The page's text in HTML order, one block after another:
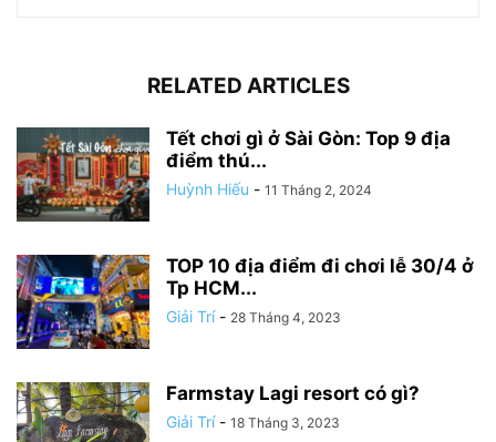
RELATED ARTICLES
Tết chơi gì ở Sài Gòn: Top 9 địa
điểm thú...
Huỳnh Hiếu - 11 Tháng 2, 2024
TOP 10 địa điểm đi chơi lễ 30/4 ở
Tp HCM...
Giải Trí - 28 Tháng 4, 2023
Farmstay Lagi resort có gì?
Giải Trí - 18 Tháng 3, 2023